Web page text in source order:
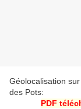
Géolocalisation
des Pots:
PDF